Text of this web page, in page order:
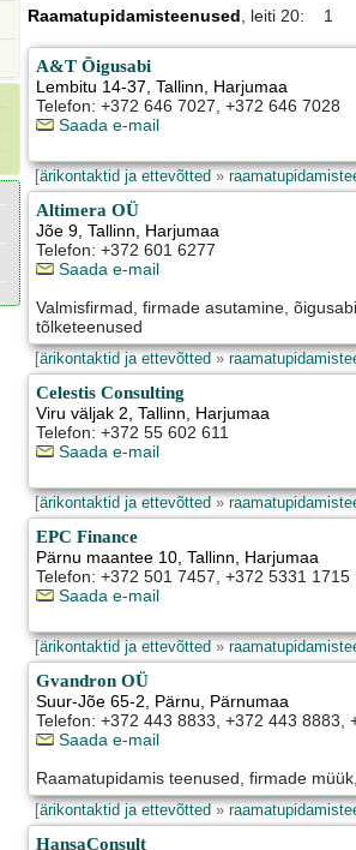
Raamatupidamisteenused, leiti 20: 1
A&T Õigusabi
Lembitu 14-37,Tallinn, Harjumaa
Telefon: +372 646 7027, +372 646 7028
Saada e-mail
[ärikontaktid ja ettevõtted»
Altimera OÜ
Jõe 9,Tallinn, Harjumaa
Telefon: +372 601 6277
Saada e-mail
Valmisfirmad, firmade asutamine,
tõlketeenused
[ärikontaktid ja ettevõtted»
Celestis Consulting
Viru väljak 2,Tallinn, Harjumaa
Telefon: +372 55 602 611
Saada e-mail
[ärikontaktid ja ettevõtted»
EPC Finance
Pärnu maantee 10,Tallinn, Harjumaa
Telefon: +372 501 7457, +372 5331 1715
Saada e-mail
[ärikontaktid ja ettevõtted»
Gvandron OÜ
Suur-Jõe 65-2, Pärnu, Pärnumaa
Telefon: +372 443 8833, +372 443 8883,
Saada e-mail
Raamatupidamis teenused, firmade
[ärikontaktid ja ettevõtted»
HansaConsult